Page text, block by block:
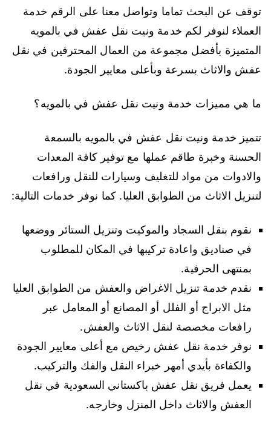
توقف عن البحث تماما وتواصل معنا على الرقم خدمة
العملاء لنوفر لكم خدمة ونيت نقل عفش في بالمويه
المتميزة بأفضل مجموعة من العمال المحترفين في نقل
عفش والاثاث بسرعة وبأعلى معايير الجودة.
ما هي مميزات خدمة ونيت نقل عفش في بالمويه؟
تتميز خدمة ونيت نقل عفش في بالمويه بالسمعة
الحسنة وخبرة طاقم عملها مع توفير كافة المعدات
والادوات من مواد للتغليف وسيارات للنقل ورافعات
لتنزيل الاثاث من الطوابق العليا. كما نوفر خدمات التالية:
نقوم بنقل السجاد والموكيت وتنزيل الستائر ووضعها
في صناديق واعادة تركيبها في المكان للمطلوب
بمنتهى الحرفية.
نقدم خدمة تنزيل الاغراض والعفش من الطوابق العليا
مثل الابراج أو الفلل أو المصانع أو المعامل عبر
رافعات مخصصة لنقل الاثاث والعفش.
نوفر خدمة نقل عفش رخيص مع أعلى معايير الجودة
والكفاءة بأيدي أمهر خبراء النقل والفك والتركيب.
يعمل فريق نقل عفش باكستاني السعودية في نقل
العفش والاثاث داخل المنزل وخارجه.